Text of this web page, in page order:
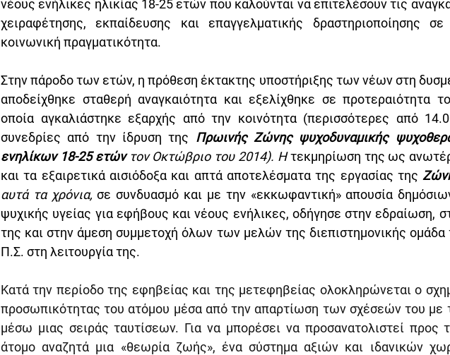
νέους ενήλικες ηλικίας 18-25 ετών που καλούνται να επιτελέσουν τις
χειραφέτησης, εκπαίδευσης και επαγγελματικής δραστηριοποίησης
κοινωνική πραγματικότητα.
Στην πάροδο των ετών, η πρόθεση έκτακτης υποστήριξης των νέων στη
αποδείχθηκε σταθερή αναγκαιότητα και εξελίχθηκε σε προτεραιότητα
οποία αγκαλιάστηκε εξαρχής από την κοινότητα (περισσότερες από
συνεδρίες από την ίδρυση της Πρωινής Ζώνης ψυχοδυναμικής
ενηλίκων 18-25 ετών τον Οκτώβριο του 2014). Η τεκμηρίωση της ως
και τα εξαιρετικά αισιόδοξα και απτά αποτελέσματα της εργασίας της
αυτά τα χρόνια, σε συνδυασμό και με την «εκκωφαντική» απουσία
ψυχικής υγείας για εφήβους και νέους ενήλικες, οδήγησε στην εδραίωση,
της και στην άμεση συμμετοχή όλων των μελών της διεπιστημονικής ομάδα
Π.Σ. στη λειτουργία της.
Κατά την περίοδο της εφηβείας και της μετεφηβείας ολοκληρώνεται ο
προσωπικότητας του ατόμου μέσα από την απαρτίωση των σχέσεών του με
μέσω μιας σειράς ταυτίσεων. Για να μπορέσει να προσανατολιστεί προς
άτομο αναζητά μια «θεωρία ζωής», ένα σύστημα αξιών και ιδανικών